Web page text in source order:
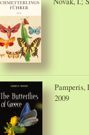
Pamperis,
2009